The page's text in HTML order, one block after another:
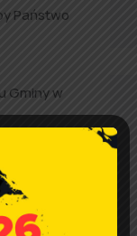
Państwo
Gminy w
zakup.
nie
zł brutto